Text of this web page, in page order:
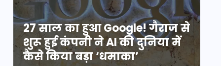
27 साल का हुआ Google! गैराज से
शुरू हुई कंपनी ने AI की दुनिया में
कैसे किया बड़ा ‘धमाका’